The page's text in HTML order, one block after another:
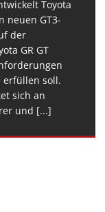
Toyota
neuen GT3-
der
GR GT
erfüllen soll.
sich an
und [...]